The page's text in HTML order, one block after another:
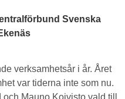
Svenska
verksamhetsår i år. Året
var tiderna inte som nu.
Mauno Koivisto vald till